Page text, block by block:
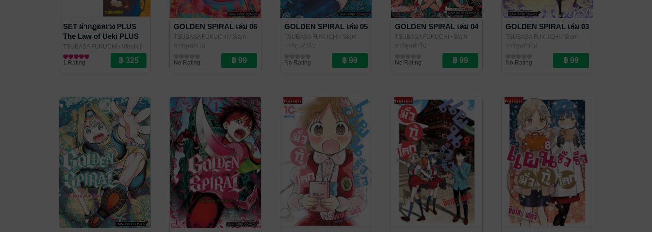
SET ผ่ากฎอลเวง PLUS
The Law of Ueki PLUS
เล่ม 1-5
TSUBASA FUKUCHI
/ Vibulkij
Publishing
การ์ตูนทั่วไป
1 Rating
GOLDEN SPIRAL เล่ม 06
TSUBASA FUKUCHI
/ Siam
Inter Comics
การ์ตูนทั่วไป
No Rating
GOLDEN SPIRAL เล่ม 05
TSUBASA FUKUCHI
/ Siam
Inter Comics
การ์ตูนทั่วไป
No Rating
GOLDEN SPIRAL เล่ม 04
TSUBASA FUKUCHI
/ Siam
Inter Comics
การ์ตูนทั่วไป
No Rating
GOLDEN SPIRAL เล่ม 03
TSUBASA FUKUCHI
/ Siam
Inter Comics
การ์ตูนทั่วไป
No Rating